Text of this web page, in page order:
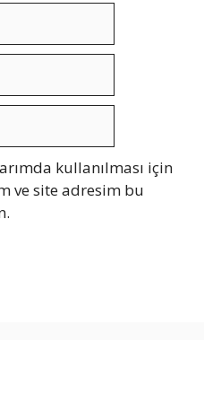
kullanılması için
ve site adresim bu